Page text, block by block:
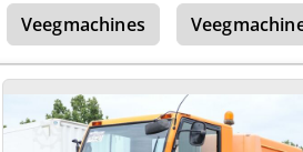
Veegmachines